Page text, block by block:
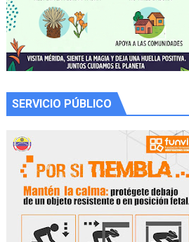
SERVICIO PÚBLICO